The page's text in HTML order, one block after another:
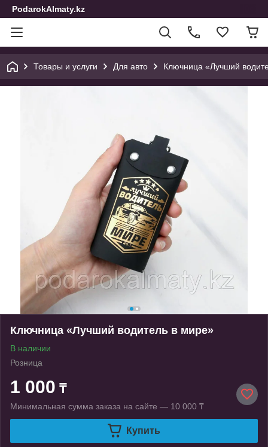
PodarokAlmaty.kz
Товары и услуги Для авто Ключница «Лучший
Ключница «Лучший водитель в мире»
В наличии
Розница
1 000 ₸
Минимальная сумма заказа на сайте — 10 000 ₸
Купить